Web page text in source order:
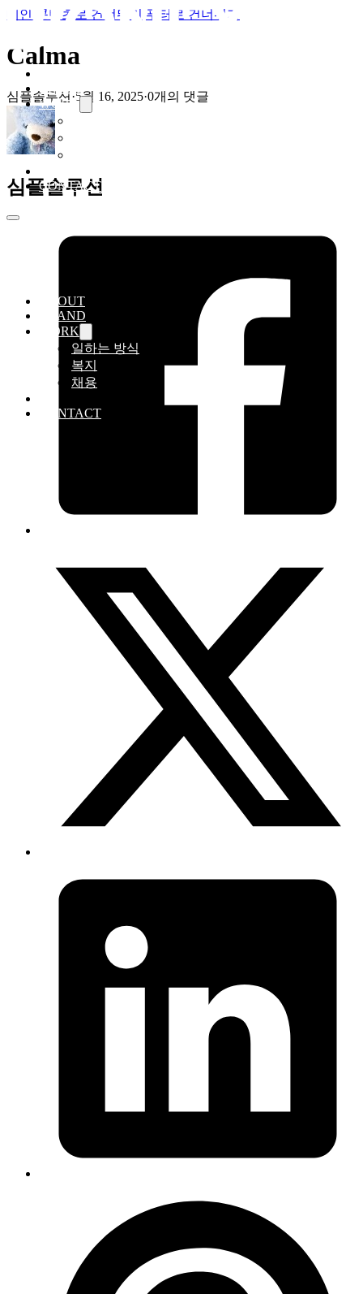
메인 콘텐츠로 건너뛰기 푸터로 건너뛰기
BRAND
WORK
CONTACT
ABOUT
BRAND
WORK
일하는 방식
복지
채용
CONTACT
Calma
심플솔루션·5월 16, 2025·0개의 댓글
심플솔루션